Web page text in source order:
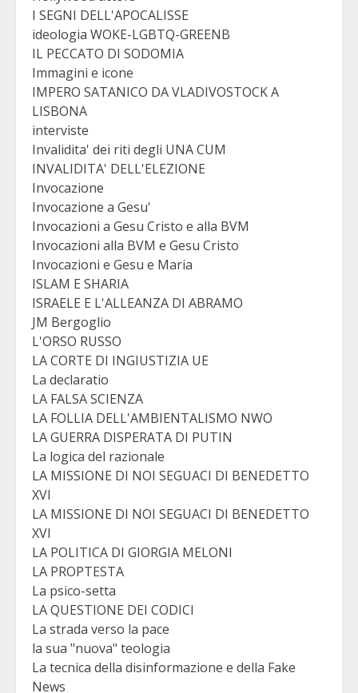
I SEGNI DELL'APOCALISSE
ideologia WOKE-LGBTQ-GREENB
IL PECCATO DI SODOMIA
Immagini e icone
IMPERO SATANICO DA VLADIVOSTOCK A
LISBONA
interviste
Invalidita' dei riti degli UNA CUM
INVALIDITA' DELL'ELEZIONE
Invocazione
Invocazione a Gesu'
Invocazioni a Gesu Cristo e alla BVM
Invocazioni alla BVM e Gesu Cristo
Invocazioni e Gesu e Maria
ISLAM E SHARIA
ISRAELE E L'ALLEANZA DI ABRAMO
JM Bergoglio
L'ORSO RUSSO
LA CORTE DI INGIUSTIZIA UE
La declaratio
LA FALSA SCIENZA
LA FOLLIA DELL'AMBIENTALISMO NWO
LA GUERRA DISPERATA DI PUTIN
La logica del razionale
LA MISSIONE DI NOI SEGUACI DI BENEDETTO
XVI
LA MISSIONE DI NOI SEGUACI DI BENEDETTO
XVI
LA POLITICA DI GIORGIA MELONI
LA PROPTESTA
La psico-setta
LA QUESTIONE DEI CODICI
La strada verso la pace
la sua "nuova" teologia
La tecnica della disinformazione e della Fake
News